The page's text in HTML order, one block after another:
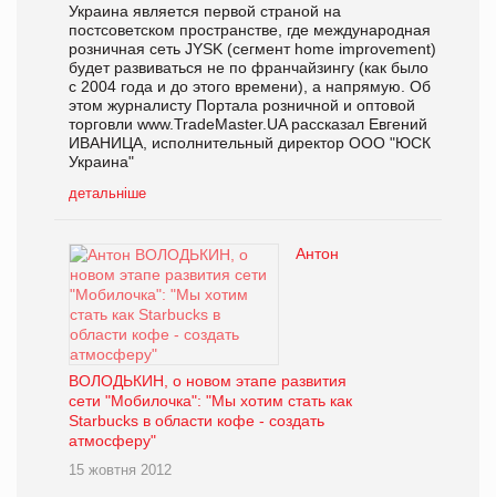
Украина является первой страной на
постсоветском пространстве, где международная
розничная сеть JYSK (сегмент home improvement)
будет развиваться не по франчайзингу (как было
с 2004 года и до этого времени), а напрямую. Об
этом журналисту Портала розничной и оптовой
торговли www.TradeMaster.UA рассказал Евгений
ИВАНИЦА, исполнительный директор ООО "ЮСК
Украина"
детальніше
Антон
ВОЛОДЬКИН, о новом этапе развития
сети "Мобилочка": "Мы хотим стать как
Starbucks в области кофе - создать
атмосферу"
15 жовтня 2012